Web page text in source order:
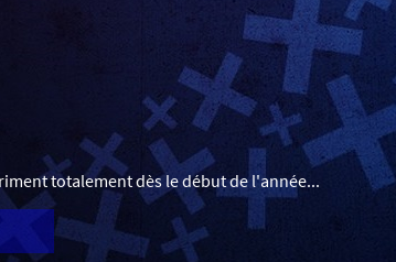
totalement dès le début de l'année...